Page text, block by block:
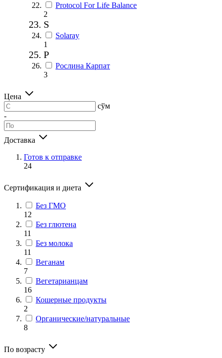
Protocol For Life Balance
2
S
Solaray
1
Р
Рослина Карпат
3
Цена
сўм
-
Доставка
Готов к отправке
24
Сертификация и диета
Без ГМО
12
Без глютена
11
Без молока
11
Веганам
7
Вегетарианцам
16
Кошерные продукты
2
Органические/натуральные
8
По возрасту